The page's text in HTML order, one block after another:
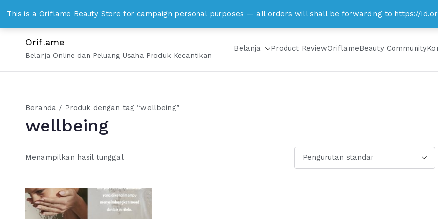
This is a Oriflame Beauty Store for campaign personal purposes — all orders will shall be forwarding to https://
WhatsApp 0813 8328 1000 bisniskosmetika@gmail.com
Oriflame
Belanja Online dan Peluang Usaha Produk Kecantikan
Belanja Product ReviewOriflameBeauty Community
Beranda / Produk dengan tag “wellbeing”
wellbeing
Menampilkan hasil tunggal